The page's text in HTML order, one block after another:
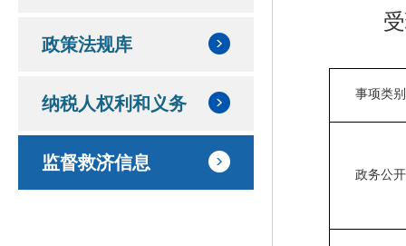
政策法规库
纳税人权利和义务
监督救济信息
事项类别
政务公开